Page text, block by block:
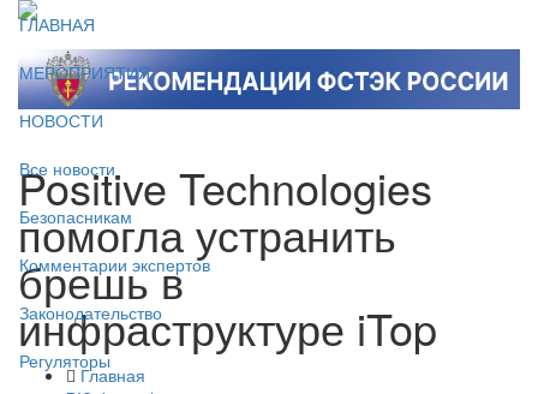
ГЛАВНАЯ
МЕРОПРИЯТИЯ
НОВОСТИ
Все новости
Безопасникам
Комментарии экспертов
Законодательство
Регуляторы
Positive Technologies
помогла устранить
брешь в
инфраструктуре iTop
Главная